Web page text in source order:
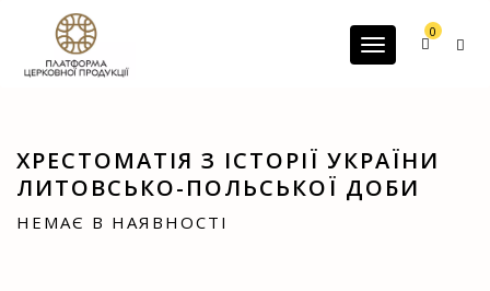
G-60JZFMNRBC
Toggle
0
ХРЕСТОМАТІЯ З ІСТОРІЇ УКРАЇНИ
ЛИТОВСЬКО-ПОЛЬСЬКОЇ ДОБИ
НЕМАЄ В НАЯВНОСТІ